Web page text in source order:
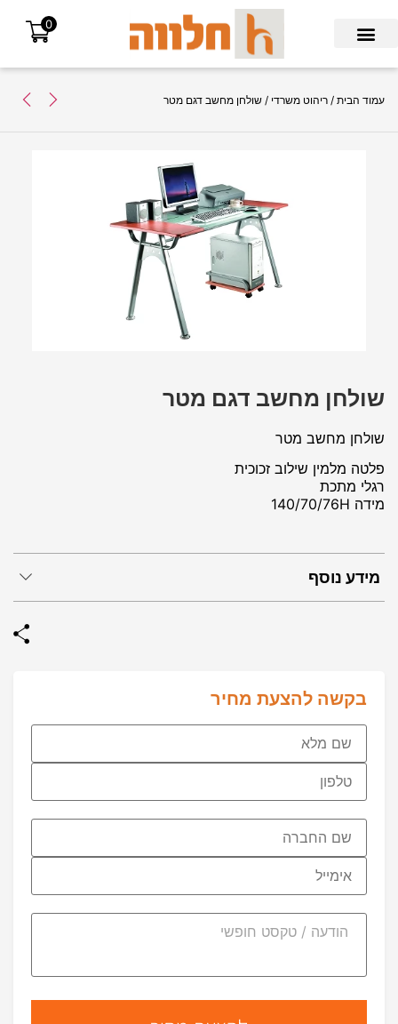
0
עמוד הבית / ריהוט משרדי / שולחן מחשב דגם מטר
מידע נוסף
שולחן מחשב דגם מטר
שולחן מחשב מטר
פלטה מלמין שילוב זכוכית
רגלי מתכת
מידה 140/70/76H
בקשה להצעת מחיר